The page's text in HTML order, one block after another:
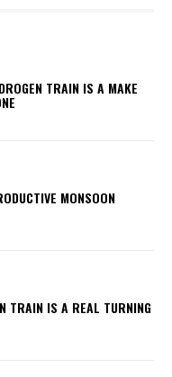
TRAIN IS A MAKE
MONSOON
TRAIN IS A REAL TURNING